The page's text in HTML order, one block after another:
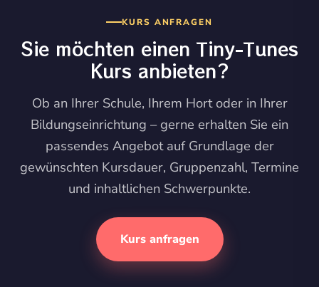
KURS ANFRAGEN
Sie möchten einen Tiny-Tunes
Kurs anbieten?
Ob an Ihrer Schule, Ihrem Hort oder in Ihrer
Bildungseinrichtung – gerne erhalten Sie ein
passendes Angebot auf Grundlage der
gewünschten Kursdauer, Gruppenzahl, Termine
und inhaltlichen Schwerpunkte.
Kurs anfragen